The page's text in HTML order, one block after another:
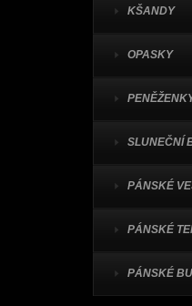
KŠANDY
OPASKY
SLUNEČNÍ
PÁNSKÉ
PÁNSKÉ
PÁNSKÉ